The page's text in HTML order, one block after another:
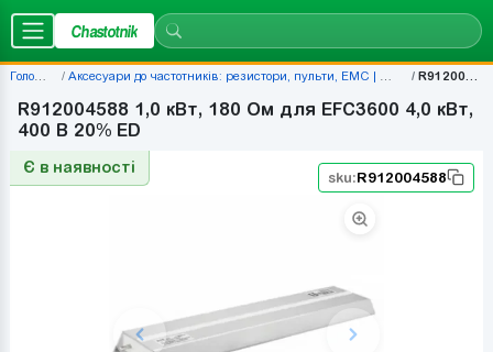
Chastotnik
Головна Аксесуари до частотників: резистори, пульти, EMC | Chastotnik.ua R912004588
R912004588 1,0 кВт, 180 Ом для EFC3600 4,0 кВт,
400 В 20% ED
Є в наявності
sku:R912004588